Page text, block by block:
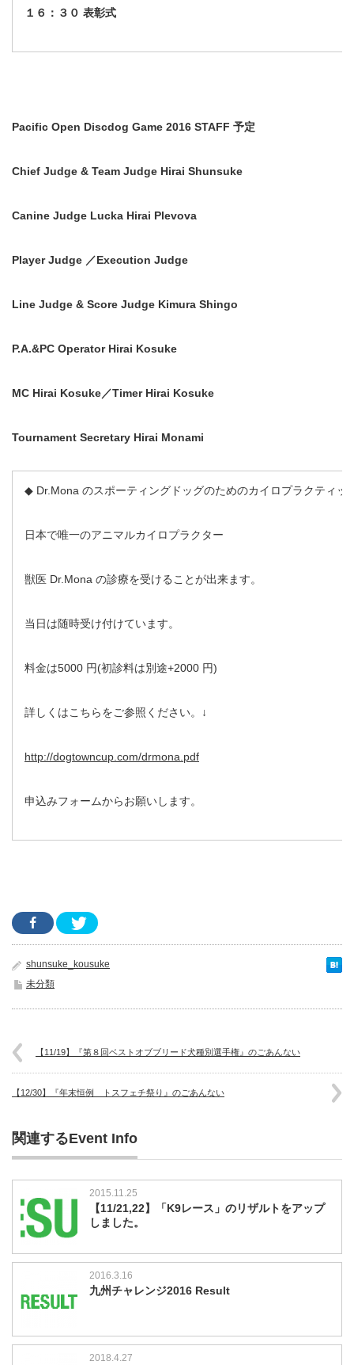
１６：３０ 表彰式
Pacific Open Discdog Game 2016 STAFF 予定
Chief Judge & Team Judge Hirai Shunsuke
Canine Judge Lucka Hirai Plevova
Player Judge ／Execution Judge
Line Judge & Score Judge Kimura Shingo
P.A.&PC Operator Hirai Kosuke
MC Hirai Kosuke／Timer Hirai Kosuke
Tournament Secretary Hirai Monami
◆ Dr.Mona のスポーティングドッグのためのカイロプラクティ
日本で唯一のアニマルカイロプラクター
獣医 Dr.Mona の診療を受けることが出来ます。
当日は随時受け付けています。
料⾦は5000 円(初診料は別途+2000 円)
詳しくはこちらをご参照ください。↓
http://dogtowncup.com/drmona.pdf
申込みフォームからお願いします。
shunsuke_kousuke
未分類
【11/19】『第８回ベストオブブリード犬種別選手権』のごあんない
【12/30】『年末恒例 トスフェチ祭り』のごあんない
関連するEvent Info
2015.11.25
【11/21,22】「K9レース」のリザルトをアップ
しました。
2016.3.16
九州チャレンジ2016 Result
2018.4.27